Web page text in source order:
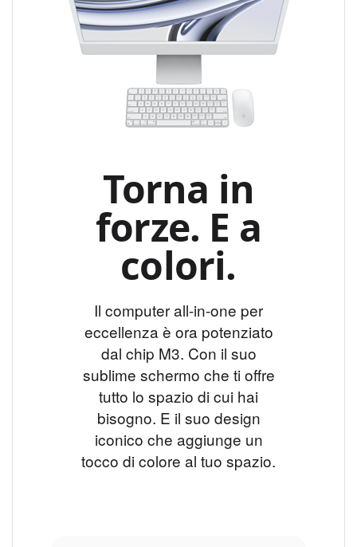
Torna in
forze. E a
colori.
Il computer all-in-one per
eccellenza è ora potenziato
dal chip M3. Con il suo
sublime schermo da 24 pollici◊
che ti offre
tutto lo spazio di cui hai
bisogno. E il suo design
iconico che aggiunge un
tocco di colore al tuo spazio.